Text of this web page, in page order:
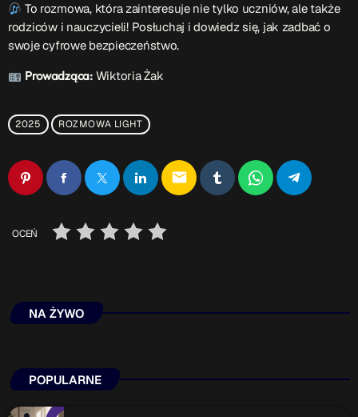
ON AIR
Upcoming shows
To rozmowa, która zainteresuje nie tylko uczniów, ale także
rodziców i nauczycieli! Posłuchaj i dowiedz się, jak zadbać o
swoje cyfrowe bezpieczeństwo.
Prowadząca:Wiktoria Żak
2025 ROZMOWA LIGHT
email
OCEŃ
NA ŻYWO
POPULARNE